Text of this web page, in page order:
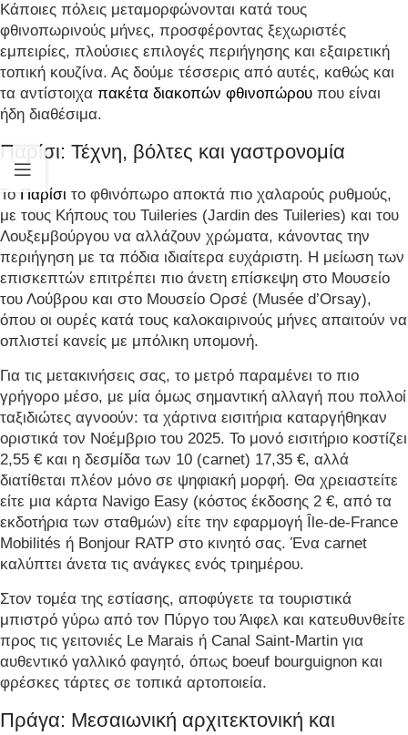
Κάποιες πόλεις μεταμορφώνονται κατά τους
φθινοπωρινούς μήνες, προσφέροντας ξεχωριστές
εμπειρίες, πλούσιες επιλογές περιήγησης και εξαιρετική
τοπική κουζίνα. Ας δούμε τέσσερις από αυτές, καθώς και
τα αντίστοιχα πακέτα διακοπών φθινοπώρου που είναι
ήδη διαθέσιμα.
Παρίσι: Τέχνη, βόλτες και γαστρονομία
Το Παρίσι το φθινόπωρο αποκτά πιο χαλαρούς ρυθμούς,
με τους Κήπους του Tuileries (Jardin des Tuileries) και του
Λουξεμβούργου να αλλάζουν χρώματα, κάνοντας την
περιήγηση με τα πόδια ιδιαίτερα ευχάριστη. Η μείωση των
επισκεπτών επιτρέπει πιο άνετη επίσκεψη στο Μουσείο
του Λούβρου και στο Μουσείο Ορσέ (Musée d’Orsay),
όπου οι ουρές κατά τους καλοκαιρινούς μήνες απαιτούν να
οπλιστεί κανείς με μπόλικη υπομονή.
Για τις μετακινήσεις σας, το μετρό παραμένει το πιο
γρήγορο μέσο, με μία όμως σημαντική αλλαγή που πολλοί
ταξιδιώτες αγνοούν: τα χάρτινα εισιτήρια καταργήθηκαν
οριστικά τον Νοέμβριο του 2025. Το μονό εισιτήριο κοστίζει
2,55 € και η δεσμίδα των 10 (carnet) 17,35 €, αλλά
διατίθεται πλέον μόνο σε ψηφιακή μορφή. Θα χρειαστείτε
είτε μια κάρτα Navigo Easy (κόστος έκδοσης 2 €, από τα
εκδοτήρια των σταθμών) είτε την εφαρμογή Île-de-France
Mobilités ή Bonjour RATP στο κινητό σας. Ένα carnet
καλύπτει άνετα τις ανάγκες ενός τριημέρου.
Στον τομέα της εστίασης, αποφύγετε τα τουριστικά
μπιστρό γύρω από τον Πύργο του Άιφελ και κατευθυνθείτε
προς τις γειτονιές Le Marais ή Canal Saint-Martin για
αυθεντικό γαλλικό φαγητό, όπως boeuf bourguignon και
φρέσκες τάρτες σε τοπικά αρτοποιεία.
Πράγα: Μεσαιωνική αρχιτεκτονική και